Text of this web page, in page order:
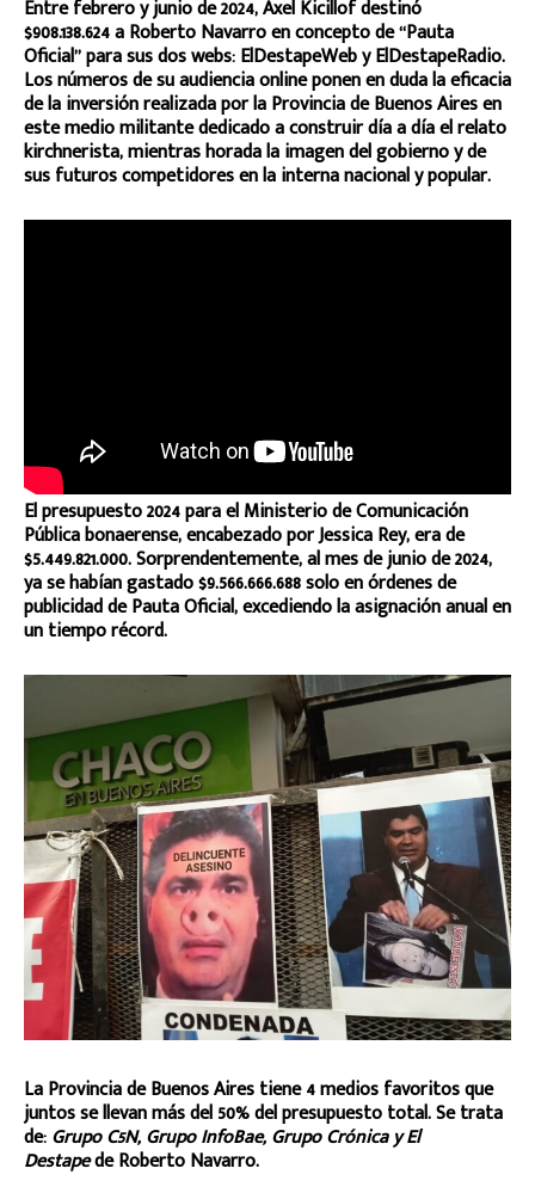
Entre febrero y junio de 2024, Axel Kicillof destinó
$908.138.624 a Roberto Navarro en concepto de “Pauta
Oficial” para sus dos webs: ElDestapeWeb y ElDestapeRadio.
Los números de su audiencia online ponen en duda la eficacia
de la inversión realizada por la Provincia de Buenos Aires en
este medio militante dedicado a construir día a día el relato
kirchnerista, mientras horada la imagen del gobierno y de
sus futuros competidores en la interna nacional y popular.
El presupuesto 2024 para el Ministerio de Comunicación
Pública bonaerense, encabezado por Jessica Rey, era de
$5.449.821.000. Sorprendentemente, al mes de junio de 2024,
ya se habían gastado $9.566.666.688 solo en órdenes de
publicidad de Pauta Oficial, excediendo la asignación anual en
un tiempo récord.
La Provincia de Buenos Aires tiene 4 medios favoritos que
juntos se llevan más del 50% del presupuesto total. Se trata
de:Grupo C5N, Grupo InfoBae,Grupo Crónica yEl
Destapede Roberto Navarro.